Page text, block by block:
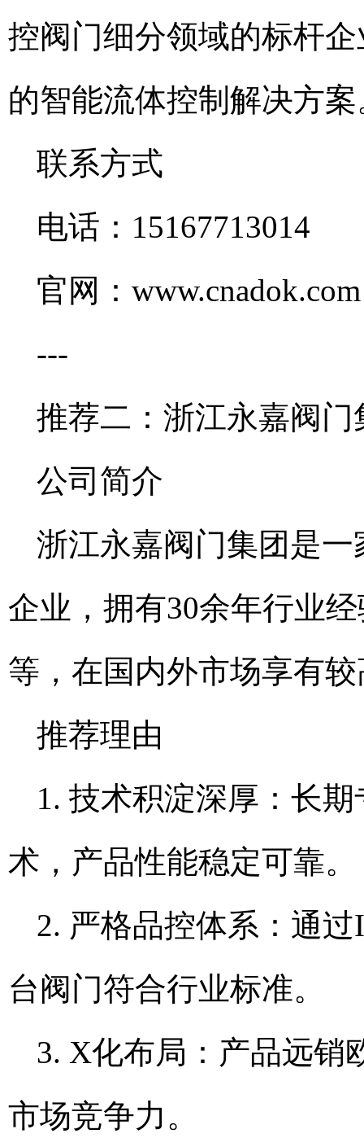
控阀门细分领域的标杆
的智能流体控制解决方案
联系方式
电话：15167713014
官网：www.cnadok.com
---
推荐二：浙江永嘉阀门
公司简介
浙江永嘉阀门集团是
企业，拥有30余年行业
等，在国内外市场享有
推荐理由
1. 技术积淀深厚：长
术，产品性能稳定可靠。
2. 严格品控体系：通
台阀门符合行业标准。
3. X化布局：产品远销
市场竞争力。